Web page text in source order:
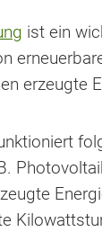
ist ein
erzeugte